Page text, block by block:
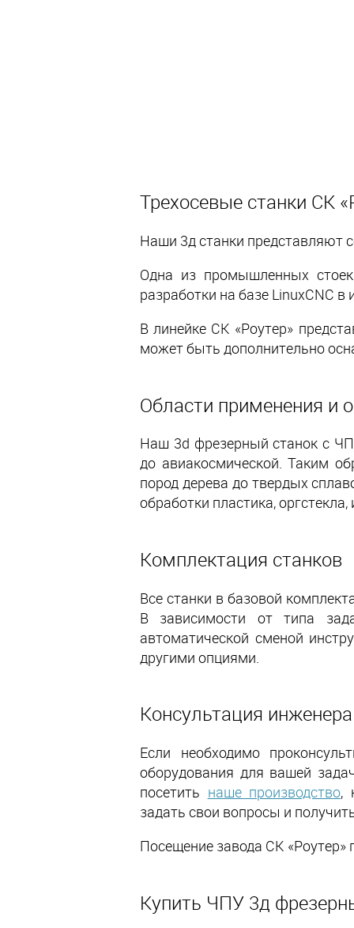
Трехосевые станки СК
Наши 3д станки представляют
Одна из промышленных стоек
разработки на базе LinuxCNC
В линейке СК «Роутер»
может быть дополнительно
Области применения и
Наш 3d фрезерный станок с
до авиакосмической. Таким
пород дерева до твердых
обработки пластика,
Комплектация станков
Все станки в базовой
В зависимости от типа
автоматической сменой
другими опциями.
Консультация инженера
Если необходимо
оборудования для вашей
посетить наше производство,
задать свои вопросы и
Посещение завода СК «Роутер»
Купить ЧПУ 3д